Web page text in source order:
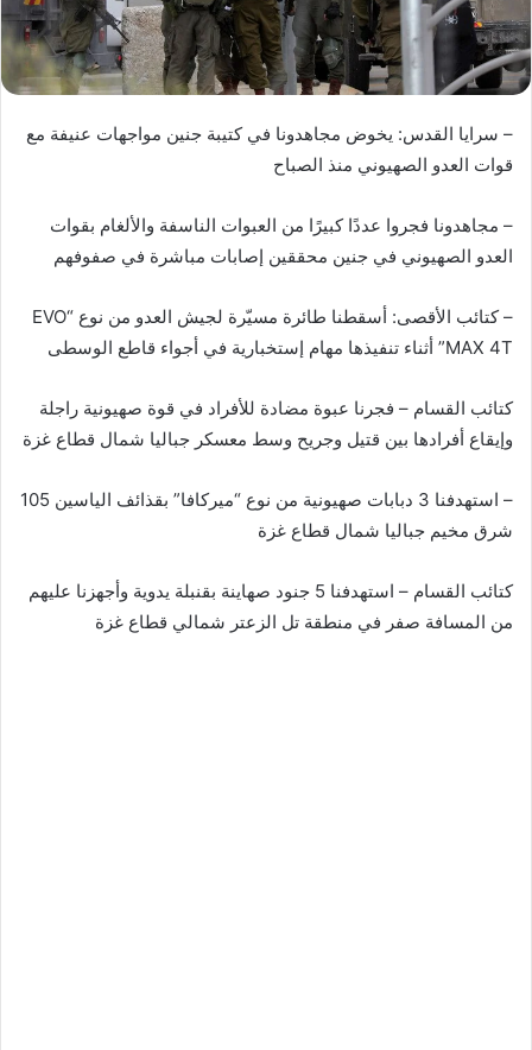
– سرايا القدس: يخوض مجاهدونا في كتيبة جنين مواجهات عنيفة مع
قوات العدو الصهيوني منذ الصباح
– مجاهدونا فجروا عددًا كبيرًا من العبوات الناسفة والألغام بقوات
العدو الصهيوني في جنين محققين إصابات مباشرة في صفوفهم
– كتائب الأقصى: أسقطنا طائرة مسيّرة لجيش العدو من نوع “EVO
MAX 4T” أثناء تنفيذها مهام إستخبارية في أجواء قاطع الوسطى
كتائب القسام – فجرنا عبوة مضادة للأفراد في قوة صهيونية راجلة
وإيقاع أفرادها بين قتيل وجريح وسط معسكر جباليا شمال قطاع غزة
– استهدفنا 3 دبابات صهيونية من نوع “ميركافا” بقذائف الياسين 105
شرق مخيم جباليا شمال قطاع غزة
كتائب القسام – استهدفنا 5 جنود صهاينة بقنبلة يدوية وأجهزنا عليهم
من المسافة صفر في منطقة تل الزعتر شمالي قطاع غزة